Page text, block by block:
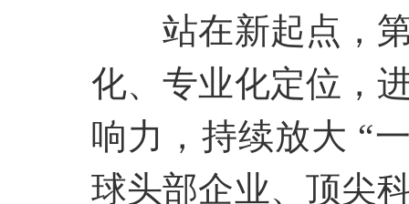
站在新起点，
化、专业化定位，
响力，持续放大 “
球头部企业、顶尖